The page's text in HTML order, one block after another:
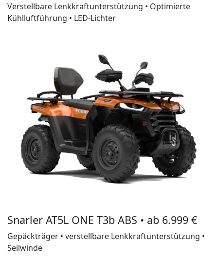
Verstellbare Lenkkraftunterstützung • Optimierte
Kühlluftführung • LED-Lichter
Snarler AT5L ONE T3b ABS • ab 6.999 €
Gepäckträger • verstellbare Lenkkraftunterstützung •
Seilwinde